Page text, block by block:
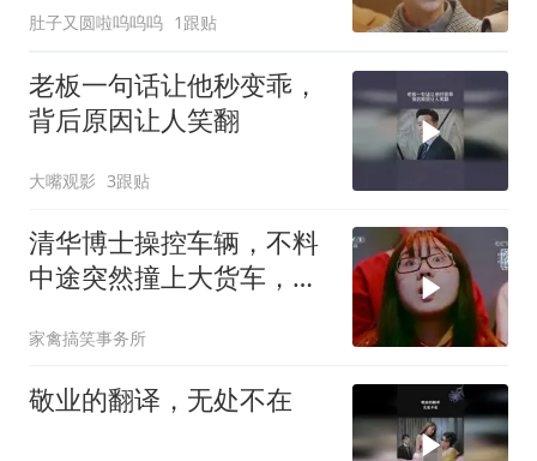
人？
肚子又圆啦呜呜呜 1跟贴
老板一句话让他秒变乖，
背后原因让人笑翻
大嘴观影 3跟贴
清华博士操控车辆，不料
中途突然撞上大货车，太
家禽搞笑事务所
敬业的翻译，无处不在